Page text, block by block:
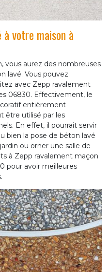
votre maison à
vous aurez des nombreuses
lavé. Vous pouvez
avec Zepp ravalement
06830. Effectivement, le
entièrement
être utilisé par les
En effet, il pourrait servir
bien la pose de béton lavé
ou orner une salle de
à Zepp ravalement maçon
pour avoir meilleures